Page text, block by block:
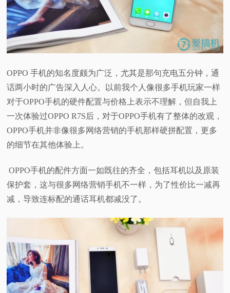
评
测
频
验
题
OPPO 手机的知名度颇为广泛，尤其是那句充电五分钟，通
话两小时的广告深入人心。以前我个人像很多手机玩家一样
对于OPPO手机的硬件配置与价格上表示不理解，但自我上
一次体验过OPPO R7S后，对于OPPO手机有了整体的改观，
OPPO手机并非像很多网络营销的手机那样硬拼配置，更多
的细节在其他体验上。
OPPO手机的配件方面一如既往的齐全，包括耳机以及原装
保护套，这与很多网络营销手机不一样，为了性价比一减再
减，导致连标配的通话耳机都减没了。